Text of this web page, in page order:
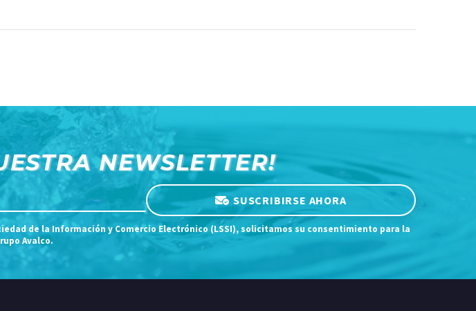
NEWSLETTER!
SUSCRIBIRSE AHORA
de la Información y Comercio Electrónico (LSSI), solicitamos su consentimiento para la
Avalco.